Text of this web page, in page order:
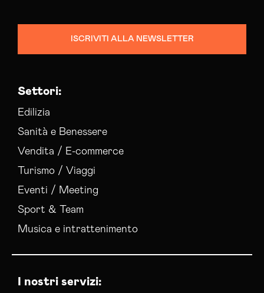
ISCRIVITI ALLA NEWSLETTER
Settori:
Edilizia
Sanità e Benessere
Vendita / E-commerce
Turismo / Viaggi
Eventi / Meeting
Sport & Team
Musica e intrattenimento
I nostri servizi: